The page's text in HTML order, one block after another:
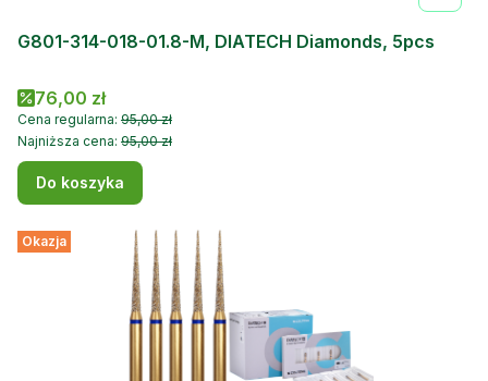
G801-314-018-01.8-M, DIATECH Diamonds, 5pcs
Cena promocyjna
76,00 zł
Cena regularna: 95,00 zł
Najniższa cena: 95,00 zł
Do koszyka
Okazja